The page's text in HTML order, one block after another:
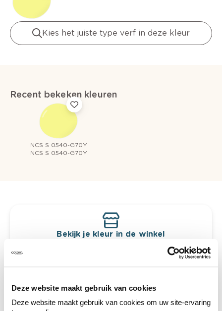
Deze website maakt gebruik van cookies
Deze website maakt gebruik van cookies om uw site-ervaring
Kies het juiste type verf in deze kleur
Recent bekeken kleuren
NCS S 0540-G70Y
NCS S 0540-G70Y
Bekijk je kleur in de winkel
Ontdek er kleurechte stalen van je
Krijg persoonlijk advies om kleuren te